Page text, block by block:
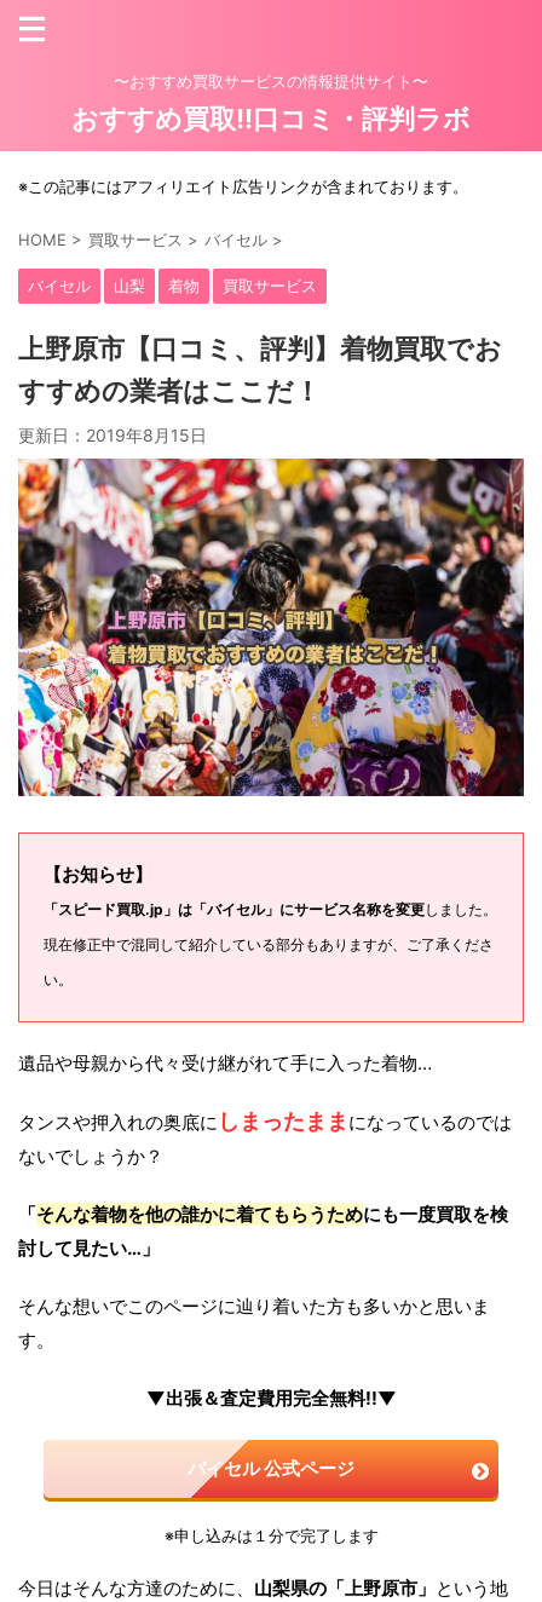
〜おすすめ買取サービスの情報提供サイト〜
おすすめ買取!!口コミ・評判ラボ
※この記事にはアフィリエイト広告リンクが含まれております。
HOME > 買取サービス > バイセル >
バイセル 山梨 着物 買取サービス
上野原市【口コミ、評判】着物買取でお
すすめの業者はここだ！
更新日： 2019年8月15日
【お知らせ】
「スピード買取.jp」は「バイセル」にサービス名称を変更しました。
現在修正中で混同して紹介している部分もありますが、ご了承くださ
い。
遺品や母親から代々受け継がれて手に入った着物…
タンスや押入れの奥底に しまったまま になっているのでは
ないでしょうか？
「そんな着物を他の誰かに着てもらうためにも一度買取を検
討して見たい…」
そんな想いでこのページに辿り着いた方も多いかと思いま
す。
▼出張＆査定費用完全無料!!▼
バイセル 公式ページ
※申し込みは１分で完了します
今日はそんな方達のために、 山梨県の「上野原市」 という地